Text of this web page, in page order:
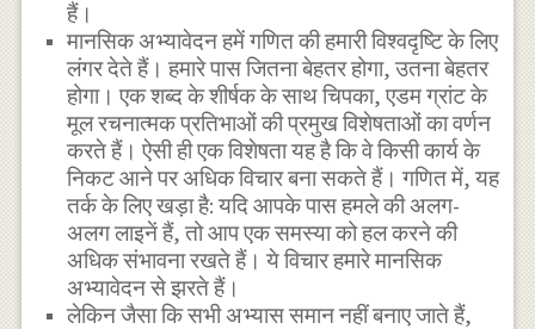
हैं।
मानसिक अभ्यावेदन हमें गणित की हमारी विश्वदृष्टि के लिए
लंगर देते हैं। हमारे पास जितना बेहतर होगा, उतना बेहतर
होगा। एक शब्द के शीर्षक के साथ चिपका, एडम ग्रांट के
मूल रचनात्मक प्रतिभाओं की प्रमुख विशेषताओं का वर्णन
करते हैं। ऐसी ही एक विशेषता यह है कि वे किसी कार्य के
निकट आने पर अधिक विचार बना सकते हैं। गणित में, यह
तर्क के लिए खड़ा है: यदि आपके पास हमले की अलग-
अलग लाइनें हैं, तो आप एक समस्या को हल करने की
अधिक संभावना रखते हैं। ये विचार हमारे मानसिक
अभ्यावेदन से झरते हैं।
लेकिन जैसा कि सभी अभ्यास समान नहीं बनाए जाते हैं,